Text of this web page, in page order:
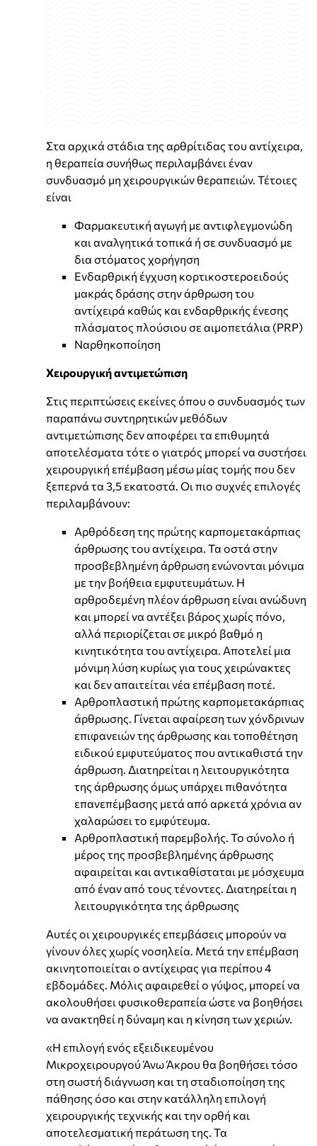
Στα αρχικά στάδια της αρθρίτιδας του αντίχειρα,
η θεραπεία συνήθως περιλαμβάνει έναν
συνδυασμό μη χειρουργικών θεραπειών. Τέτοιες
είναι
Φαρμακευτική αγωγή με αντιφλεγμονώδη
και αναλγητικά τοπικά ή σε συνδυασμό με
δια στόματος χορήγηση
Ενδαρθρική έγχυση κορτικοστεροειδούς
μακράς δράσης στην άρθρωση του
αντίχειρά καθώς και ενδαρθρικής ένεσης
πλάσματος πλούσιου σε αιμοπετάλια (PRP)
Ναρθηκοποίηση
Χειρουργική αντιμετώπιση
Στις περιπτώσεις εκείνες όπου ο συνδυασμός των
παραπάνω συντηρητικών μεθόδων
αντιμετώπισης δεν αποφέρει τα επιθυμητά
αποτελέσματα τότε ο γιατρός μπορεί να συστήσει
χειρουργική επέμβαση μέσω μίας τομής που δεν
ξεπερνά τα 3,5 εκατοστά. Οι πιο συχνές επιλογές
περιλαμβάνουν:
Αρθρόδεση της πρώτης καρπομετακάρπιας
άρθρωσης του αντίχειρα. Τα οστά στην
προσβεβλημένη άρθρωση ενώνονται μόνιμα
με την βοήθεια εμφυτευμάτων. Η
αρθροδεμένη πλέον άρθρωση είναι ανώδυνη
και μπορεί να αντέξει βάρος χωρίς πόνο,
αλλά περιορίζεται σε μικρό βαθμό η
κινητικότητα του αντίχειρα. Αποτελεί μια
μόνιμη λύση κυρίως για τους χειρώνακτες
και δεν απαιτείται νέα επέμβαση ποτέ.
Αρθροπλαστική πρώτης καρπομετακάρπιας
άρθρωσης. Γίνεται αφαίρεση των χόνδρινων
επιφανειών της άρθρωσης και τοποθέτηση
ειδικού εμφυτεύματος που αντικαθιστά την
άρθρωση. Διατηρείται η λειτουργικότητα
της άρθρωσης όμως υπάρχει πιθανότητα
επανεπέμβασης μετά από αρκετά χρόνια αν
χαλαρώσει το εμφύτευμα.
Αρθροπλαστική παρεμβολής. Το σύνολο ή
μέρος της προσβεβλημένης άρθρωσης
αφαιρείται και αντικαθίσταται με μόσχευμα
από έναν από τους τένοντες. Διατηρείται η
λειτουργικότητα της άρθρωσης
Αυτές οι χειρουργικές επεμβάσεις μπορούν να
γίνουν όλες χωρίς νοσηλεία. Μετά την επέμβαση
ακινητοποιείται ο αντίχειρας για περίπου 4
εβδομάδες. Μόλις αφαιρεθεί ο γύψος, μπορεί να
ακολουθήσει φυσικοθεραπεία ώστε να βοηθήσει
να ανακτηθεί η δύναμη και η κίνηση των χεριών.
«Η επιλογή ενός εξειδικευμένου
Μικροχειρουργού Άνω Άκρου θα βοηθήσει τόσο
στη σωστή διάγνωση και τη σταδιοποίηση της
πάθησης όσο και στην κατάλληλη επιλογή
χειρουργικής τεχνικής και την ορθή και
αποτελεσματική περάτωση της. Τα